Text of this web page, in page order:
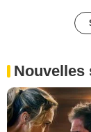
Nouvelles